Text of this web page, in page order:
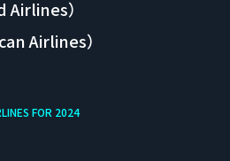
）
Airlines）
FOR 2024